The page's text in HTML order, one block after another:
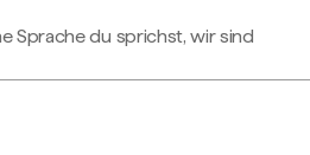
Sprache du sprichst, wir sind